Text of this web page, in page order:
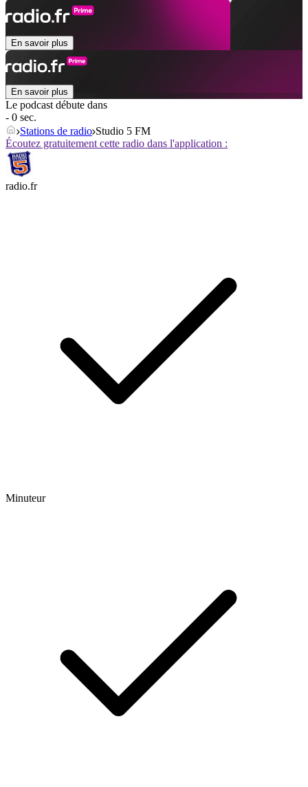
En savoir plus
En savoir plus
Le podcast débute dans
- 0 sec.
Stations de radio Studio 5 FM
Écoutez gratuitement cette radio dans l'application :
radio.fr
Minuteur